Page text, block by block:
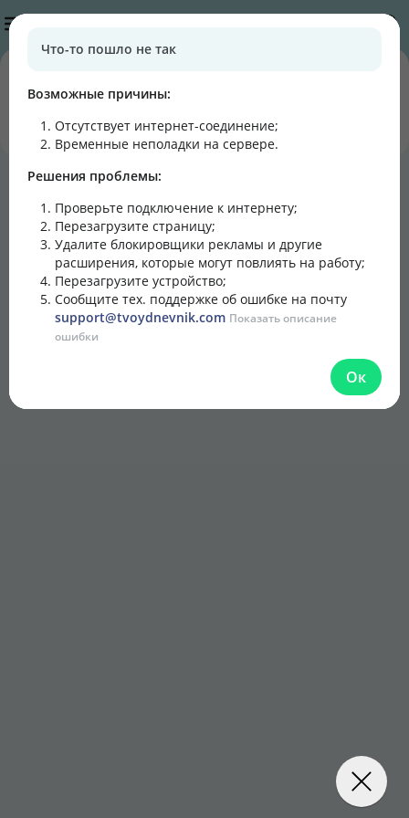
0подписчиков
Подписаться Написать
Блог Лента Кулинарная книга
Что-то пошло не так
Возможные причины:
Отсутствует интернет-соединение;
Временные неполадки на сервере.
Решения проблемы:
Проверьте подключение к интернету;
Перезагрузите страницу;
Удалите блокировщики рекламы и другие
расширения, которые могут повлиять на работу;
Перезагрузите устройство;
Сообщите тех. поддержке об ошибке на почту
support@tvoydnevnik.com Показать описание
ошибки
Ок